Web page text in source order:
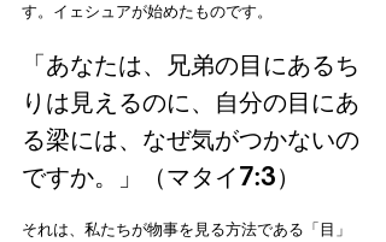
す。イェシュアが始めたものです。
「あなたは、兄弟の目にあるち
りは見えるのに、自分の目にあ
る梁には、なぜ気がつかないの
ですか。」（マタイ7:3）
それは、私たちが物事を見る方法である「目」